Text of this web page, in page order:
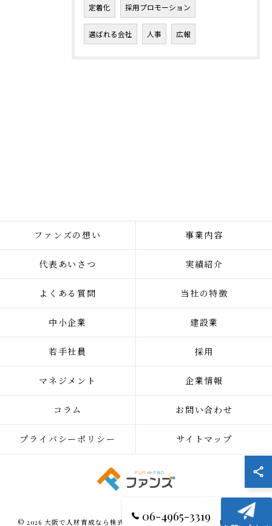
定着化 採用プロモーション
選ばれる会社 人事 広報
06-4965-3319
ファンズの想い 事業内容
代表あいさつ 実績紹介
よくある質問 当社の特徴
中小企業 建設業
若手社員 採用
マネジメント 企業情報
コラム お問い合わせ
プライバシーポリシー サイトマップ
© 2026 大阪で人材育成なら株式会社ファンズ ALL RIGHTS RESERVED.